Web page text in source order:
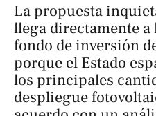
La propuesta
llega directamente a
fondo de inversión
porque el Estado
los principales
despliegue